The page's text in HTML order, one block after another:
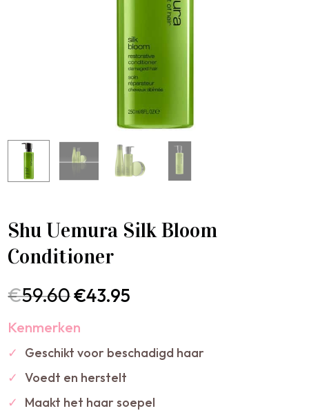
Shu Uemura Silk Bloom
Conditioner
€59.60€43.95
Kenmerken
✓
Geschikt voor beschadigd haar
✓ Voedt en herstelt
✓
Maakt het haar soepel